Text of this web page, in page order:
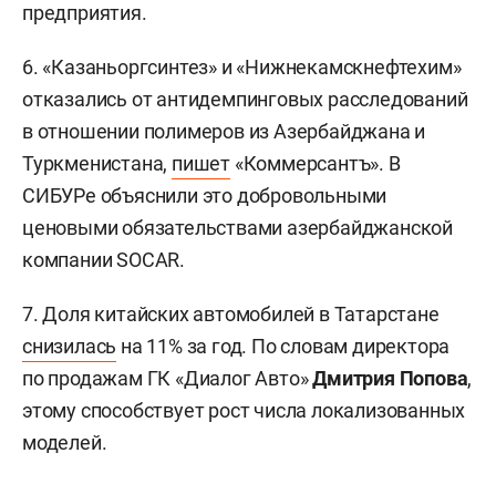
предприятия.
6. «Казаньоргсинтез» и «Нижнекамскнефтехим»
отказались от антидемпинговых расследований
в отношении полимеров из Азербайджана и
Туркменистана, пишет «Коммерсантъ». В
СИБУРе объяснили это добровольными
ценовыми обязательствами азербайджанской
компании SOCAR.
7. Доля китайских автомобилей в Татарстане
снизилась на 11% за год. По словам директора
по продажам ГК «Диалог Авто»Дмитрия Попова,
этому способствует рост числа локализованных
моделей.